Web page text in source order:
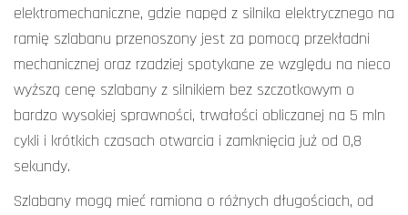
elektromechaniczne, gdzie napęd z silnika elektrycznego na
ramię szlabanu przenoszony jest za pomocą przekładni
mechanicznej oraz rzadziej spotykane ze względu na nieco
wyższą cenę szlabany z silnikiem bez szczotkowym o
bardzo wysokiej sprawności, trwałości obliczanej na 5 mln
cykli i krótkich czasach otwarcia i zamknięcia już od 0,8
sekundy.
Szlabany mogą mieć ramiona o różnych długościach, od